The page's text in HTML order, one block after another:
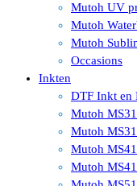
Mutoh UV
Mutoh
Mutoh
Occasions
Inkten
DTF Inkt en
Mutoh
Mutoh
Mutoh
Mutoh